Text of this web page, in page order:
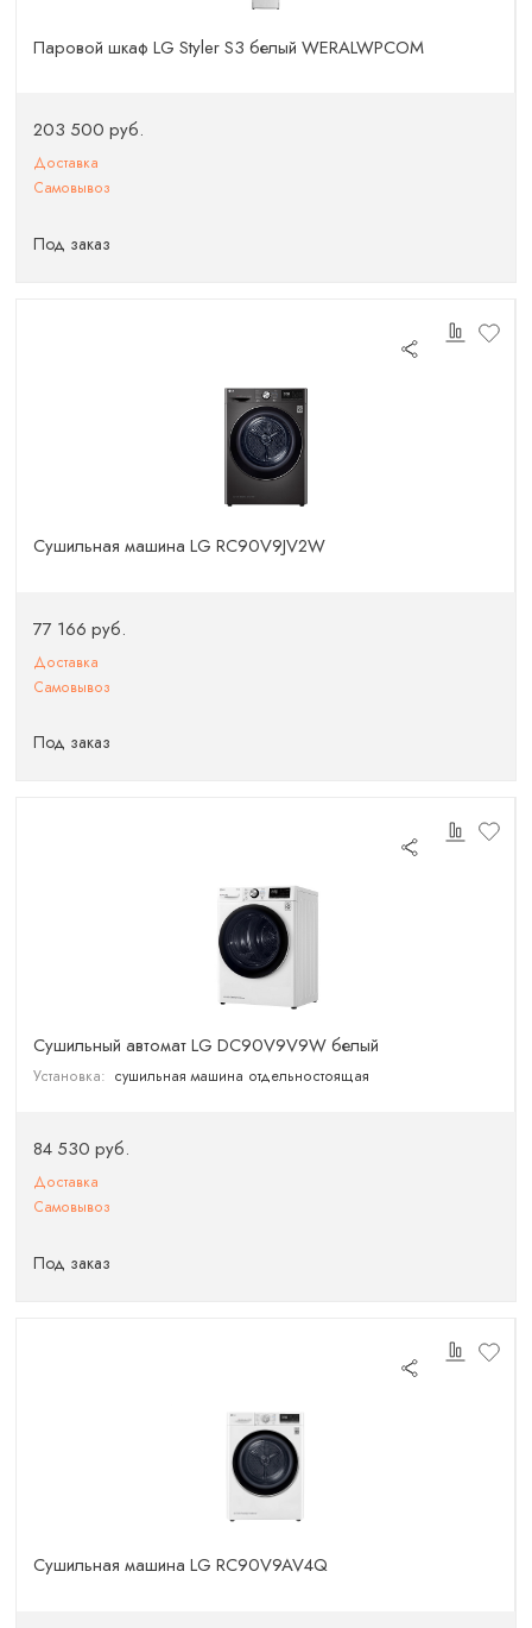
Паровой шкаф LG Styler S3 белый WERALWPCOM
203 500 руб.
Доставка
Самовывоз
Под заказ
Сушильная машина LG RC90V9JV2W
77 166 руб.
Доставка
Самовывоз
Под заказ
Сушильный автомат LG DC90V9V9W белый
Установка: сушильная машина отдельностоящая
84 530 руб.
Доставка
Самовывоз
Под заказ
Сушильная машина LG RC90V9AV4Q